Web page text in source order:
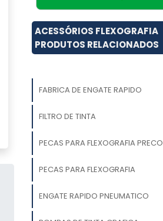
ACESSÓRIOS FLEXOGRAFIA
PRODUTOS RELACIONADOS
FABRICA DE ENGATE RAPIDO
FILTRO DE TINTA
PECAS PARA FLEXOGRAFIA PRECO
PECAS PARA FLEXOGRAFIA
ENGATE RAPIDO PNEUMATICO